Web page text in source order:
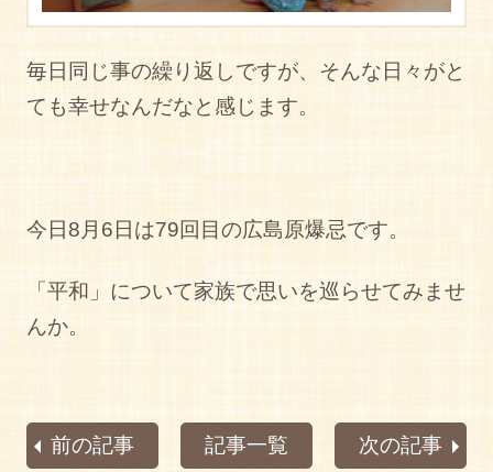
毎日同じ事の繰り返しですが、そんな日々がと
ても幸せなんだなと感じます。
今日8月6日は79回目の広島原爆忌です。
「平和」について家族で思いを巡らせてみませ
んか。
前の記事 記事一覧 次の記事